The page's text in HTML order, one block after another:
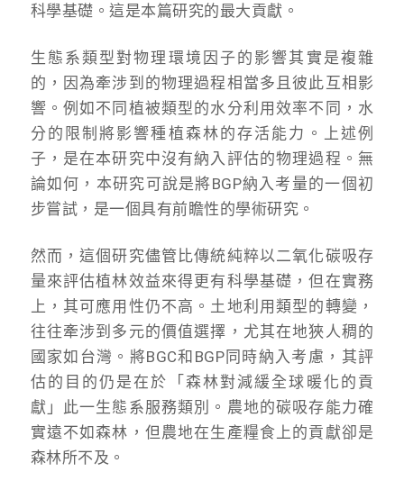
科學基礎。這是本篇研究的最大貢獻。
生態系類型對物理環境因子的影響其實是複雜
的，因為牽涉到的物理過程相當多且彼此互相影
響。例如不同植被類型的水分利用效率不同，水
分的限制將影響種植森林的存活能力。上述例
子，是在本研究中沒有納入評估的物理過程。無
論如何，本研究可說是將BGP納入考量的一個初
步嘗試，是一個具有前瞻性的學術研究。
然而，這個研究儘管比傳統純粹以二氧化碳吸存
量來評估植林效益來得更有科學基礎，但在實務
上，其可應用性仍不高。土地利用類型的轉變，
往往牽涉到多元的價值選擇，尤其在地狹人稠的
國家如台灣。將BGC和BGP同時納入考慮，其評
估的目的仍是在於「森林對減緩全球暖化的貢
獻」此一生態系服務類別。農地的碳吸存能力確
實遠不如森林，但農地在生產糧食上的貢獻卻是
森林所不及。